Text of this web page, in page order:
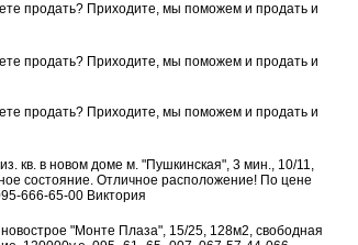
продать? Приходите, мы поможем и продать и
продать? Приходите, мы поможем и продать и
продать? Приходите, мы поможем и продать и
кв. в новом доме м. "Пушкинская", 3 мин., 10/11,
состояние. Отличное расположение! По цене
666-65-00 Виктория
"Монте Плаза", 15/25, 128м2, свободная